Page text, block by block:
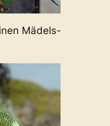
Mädels-